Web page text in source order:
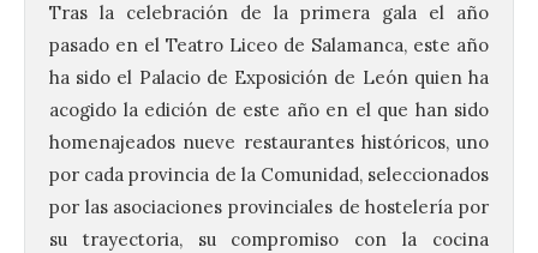
Tras la celebración de la primera gala el año
pasado en el Teatro Liceo de Salamanca, este año
ha sido el Palacio de Exposición de León quien ha
acogido la edición de este año en el que han sido
homenajeados nueve restaurantes históricos, uno
por cada provincia de la Comunidad, seleccionados
por las asociaciones provinciales de hostelería por
su trayectoria, su compromiso con la cocina